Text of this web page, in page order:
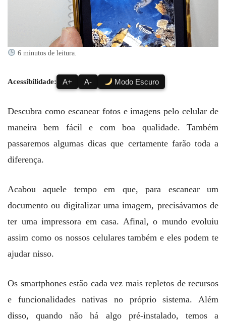
6 minutos de leitura.
Acessibilidade: A+ A- Modo Escuro
Descubra como escanear fotos e imagens pelo celular de
maneira bem fácil e com boa qualidade. Também
passaremos algumas dicas que certamente farão toda a
diferença.
Acabou aquele tempo em que, para escanear um
documento ou digitalizar uma imagem, precisávamos de
ter uma impressora em casa. Afinal, o mundo evoluiu
assim como os nossos celulares também e eles podem te
ajudar nisso.
Os smartphones estão cada vez mais repletos de recursos
e funcionalidades nativas no próprio sistema. Além
disso, quando não há algo pré-instalado, temos a